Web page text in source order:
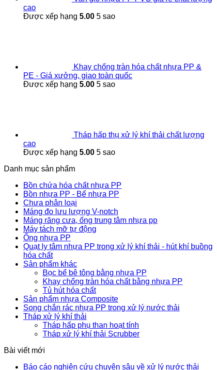
cao
Được xếp hạng 5.00 5 sao
Khay chống tràn hóa chất nhựa PP &
PE - Giá xưởng, giao toàn quốc
Được xếp hạng 5.00 5 sao
Tháp hấp thụ xử lý khí thải chất lượng
cao
Được xếp hạng 5.00 5 sao
Danh mục sản phẩm
Bồn chứa hóa chất nhựa PP
Bồn nhựa PP - Bể nhựa PP
Chưa phân loại
Máng đo lưu lượng V-notch
Máng răng cưa, ống trung tâm nhựa pp
Máy tách mỡ tự động
Ống nhựa PP
Quạt ly tâm nhựa PP trong xử lý khí thải - hút khí buồng
hóa chất
Sản phẩm khác
Bọc bể bê tông bằng nhựa PP
Khay chống tràn hóa chất bằng nhựa PP
Tủ hút hóa chất
Sản phẩm nhựa Composite
Song chắn rác nhựa PP trong xử lý nước thải
Tháp xử lý khí thải
Tháp hấp phụ than hoạt tính
Tháp xử lý khí thải Scrubber
Bài viết mới
Báo cáo nghiên cứu chuyên sâu về xử lý nước thải